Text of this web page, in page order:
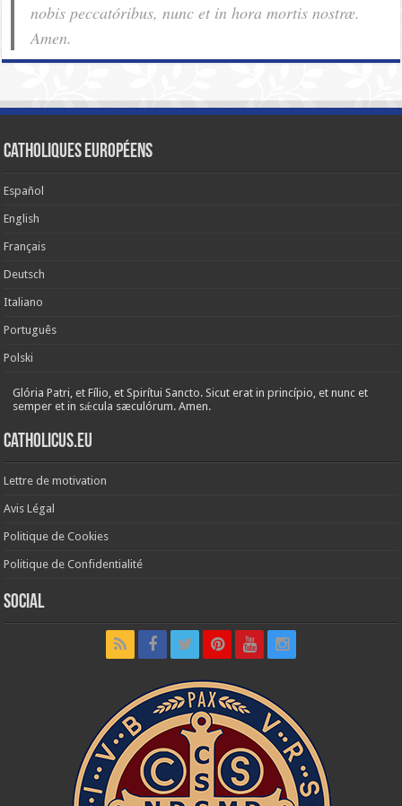
nobis pec­ca­tóribus, nunc et in hora mortis nostræ.
Amen.
Catholiques européens
Español
English
Français
Deutsch
Italiano
Português
Polski
Glória Patri, et Fílio, et Spirítui Sancto. Sicut erat in princípio, et nunc et
semper et in sǽcula sæculórum. Amen.
Catholicus.eu
Lettre de motivation
Avis Légal
Politique de Cookies
Politique de Confidentialité
Social